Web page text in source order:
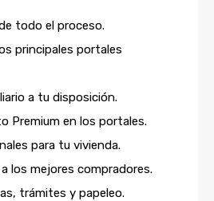
todo el proceso.
principales portales
a tu disposición.
Premium en los portales.
para tu vivienda.
los mejores compradores.
trámites y papeleo.